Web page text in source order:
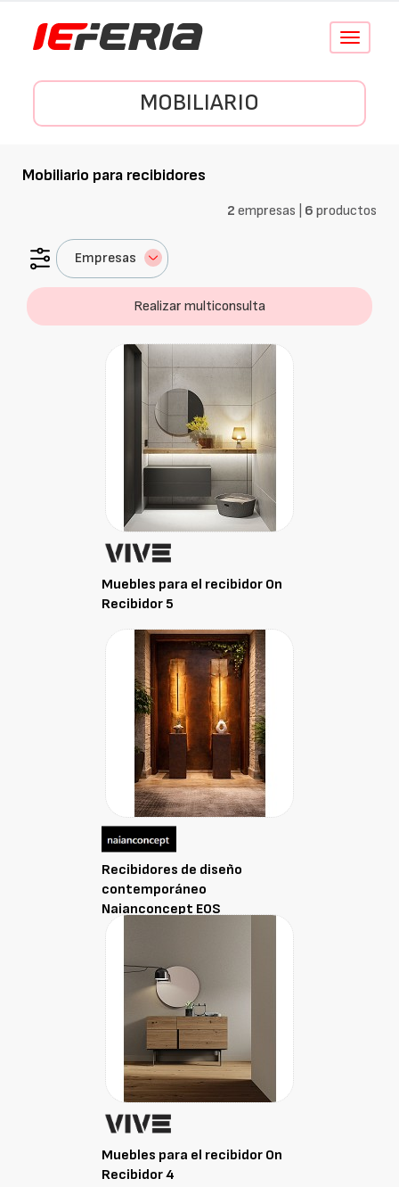
Conmutar
MOBILIARIO
Mobiliario para recibidores
2 empresas | 6 productos
Empresas
Realizar multiconsulta
Muebles para el recibidor On
Recibidor 5
Recibidores de diseño
contemporáneo
Naianconcept EOS
Muebles para el recibidor On
Recibidor 4